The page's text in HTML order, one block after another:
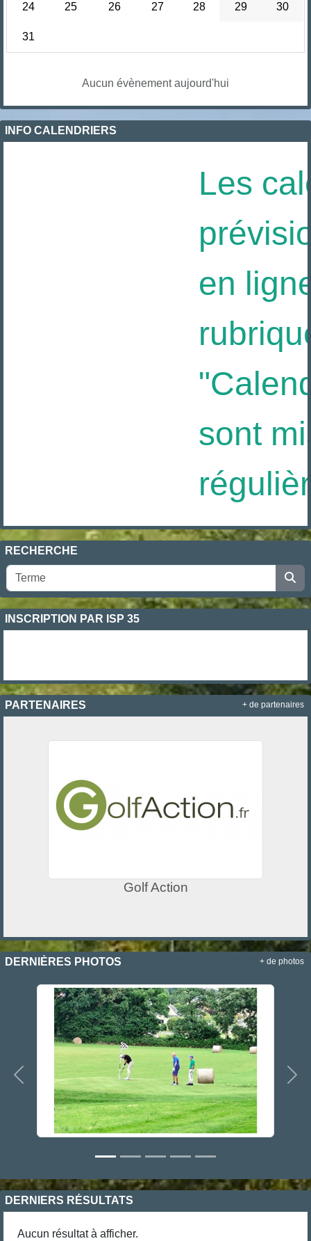
24 25 26 27 28 29 30
31
Aucun évènement aujourd'hui
INFO CALENDRIERS
Les
en
sont
RECHERCHE
INSCRIPTION PAR ISP 35
PARTENAIRES
Golf Action
+ de partenaires
DERNIÈRES PHOTOS
Précedent
+ de photos
DERNIERS RÉSULTATS
Aucun résultat à afficher.